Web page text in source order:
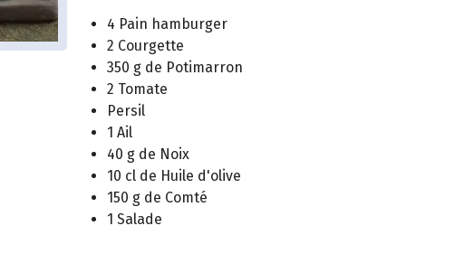
4 Pain hamburger
2 Courgette
350 g de Potimarron
2 Tomate
Persil
1 Ail
40 g de Noix
10 cl de Huile d'olive
150 g de Comté
1 Salade